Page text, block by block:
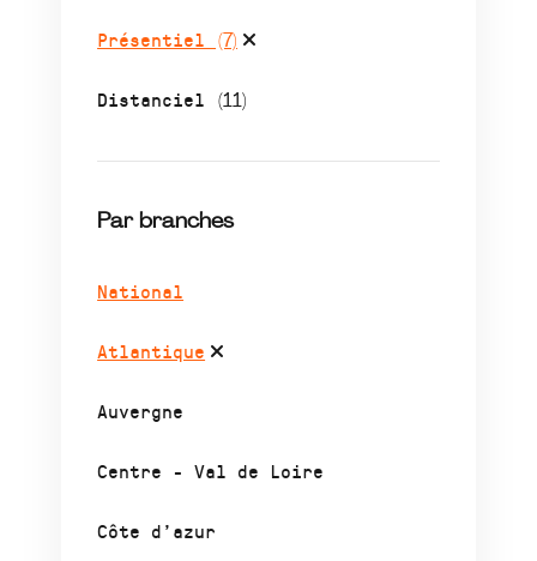
Présentiel (7)
Distanciel (11)
Par branches
National
Atlantique
Auvergne
Centre - Val de Loire
Côte d’azur